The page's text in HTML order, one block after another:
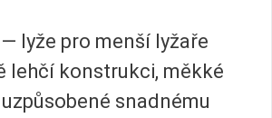
— lyže pro menší lyžaře
lehčí konstrukci, měkké
snadnému